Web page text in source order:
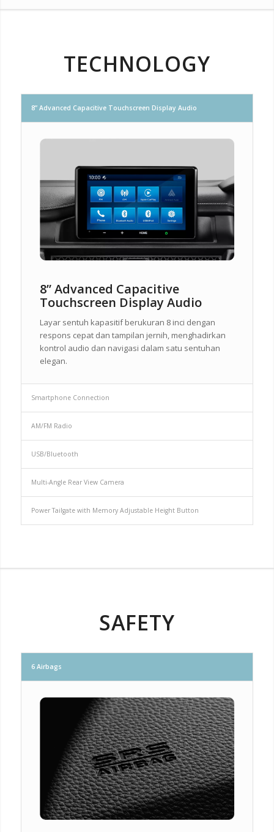
TECHNOLOGY
8” Advanced Capacitive Touchscreen Display Audio
8” Advanced Capacitive
Touchscreen Display Audio
Layar sentuh kapasitif berukuran 8 inci dengan
respons cepat dan tampilan jernih, menghadirkan
kontrol audio dan navigasi dalam satu sentuhan
elegan.
Smartphone Connection
AM/FM Radio
USB/Bluetooth
Multi-Angle Rear View Camera
Power Tailgate with Memory Adjustable Height Button
SAFETY
6 Airbags